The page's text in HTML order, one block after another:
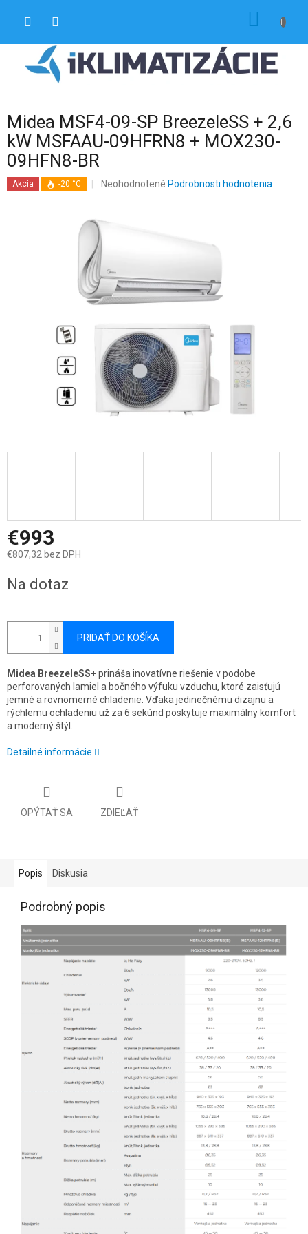
Midea MSF4-09-SP BreezeleSS + 2,6
kW MSFAAU-09HFRN8 + MOX230-
09HFN8-BR
Akcia -20 °C
Priemerné
je
0,0
5
hviezdičiek.
Neohodnotené Podrobnosti hodnotenia
€993
€807,32 bez DPH
cena:
Na dotaz
PRIDAŤ DO KOŠÍKA
Midea BreezeleSS+prináša inovatívne riešenie v podobe
perforovaných lamiel a bočného výfuku vzduchu, ktoré zaisťujú
jemné a rovnomerné chladenie. Vďaka jedinečnému dizajnu a
rýchlemu ochladeniu už za 6 sekúnd poskytuje maximálny komfort
a moderný štýl.
Detailné informácie
OPÝTAŤ SA ZDIEĽAŤ
Popis Diskusia
Podrobný popis